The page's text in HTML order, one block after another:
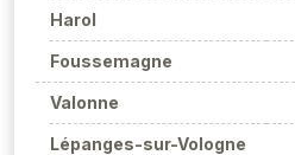
Harol
Foussemagne
Valonne
Lépanges-sur-Vologne